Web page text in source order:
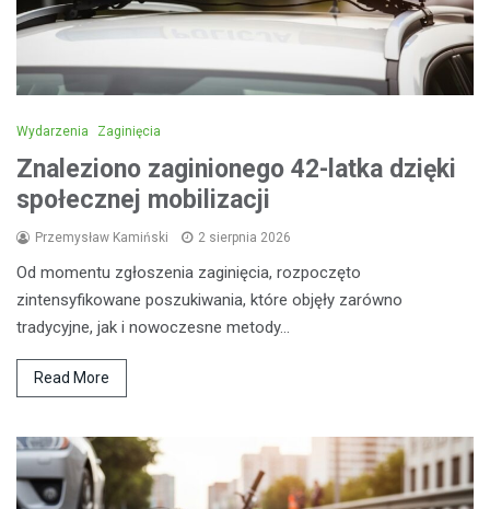
Wydarzenia Zaginięcia
Znaleziono zaginionego 42-latka dzięki
społecznej mobilizacji
Przemysław Kamiński 2 sierpnia 2026
Od momentu zgłoszenia zaginięcia, rozpoczęto
zintensyfikowane poszukiwania, które objęły zarówno
tradycyjne, jak i nowoczesne metody…
Read More